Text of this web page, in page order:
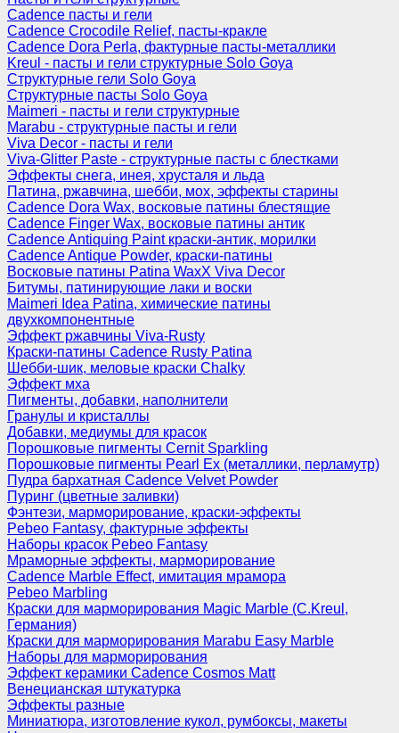
Cadence пасты и гели
Cadence Crocodile Relief, пасты-кракле
Cadence Dora Perla, фактурные пасты-металлики
Kreul - пасты и гели структурные Solo Goya
Структурные гели Solo Goya
Структурные пасты Solo Goya
Maimeri - пасты и гели структурные
Marabu - структурные пасты и гели
Viva Decor - пасты и гели
Viva-Glitter Paste - структурные пасты с блестками
Эффекты снега, инея, хрусталя и льда
Патина, ржавчина, шебби, мох, эффекты старины
Cadence Dora Wax, восковые патины блестящие
Cadence Finger Wax, восковые патины антик
Сadence Antiquing Paint краски-антик, морилки
Cadence Antique Powder, краски-патины
Восковые патины Patina WaxX Viva Decor
Битумы, патинирующие лаки и воски
Maimeri Idea Patina, химические патины
двухкомпонентные
Эффект ржавчины Viva-Rusty
Краски-патины Cadence Rusty Patina
Шебби-шик, меловые краски Chalky
Эффект мха
Пигменты, добавки, наполнители
Гранулы и кристаллы
Добавки, медиумы для красок
Порошковые пигменты Cernit Sparkling
Порошковые пигменты Pearl Ex (металлики, перламутр)
Пудра бархатная Cadence Velvet Powder
Пуринг (цветные заливки)
Фэнтези, марморирование, краски-эффекты
Pebeo Fantasy, фактурные эффекты
Наборы красок Pebeo Fantasy
Мраморные эффекты, марморирование
Cadence Marble Effect, имитация мрамора
Pebeo Marbling
Краски для марморирования Magic Marble (C.Kreul,
Германия)
Краски для марморирования Marabu Easy Marble
Наборы для марморирования
Эффект керамики Cadence Cosmos Matt
Венецианская штукатурка
Эффекты разные
Миниатюра, изготовление кукол, румбоксы, макеты